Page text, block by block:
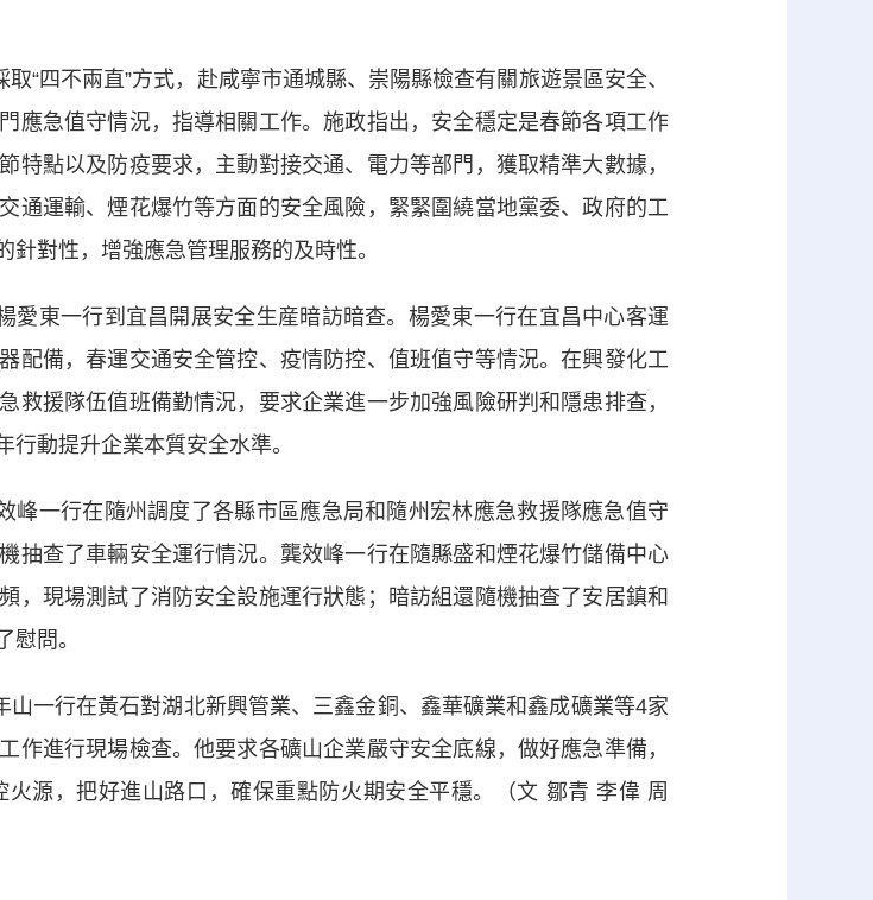
四不兩直”方式，赴咸寧市通城縣、崇陽縣檢查有關旅遊景區安全、
應急值守情況，指導相關工作。施政指出，安全穩定是春節各項工作
點以及防疫要求，主動對接交通、電力等部門，獲取精準大數據，
通運輸、煙花爆竹等方面的安全風險，緊緊圍繞當地黨委、政府的工
對性，增強應急管理服務的及時性。
東一行到宜昌開展安全生産暗訪暗查。楊愛東一行在宜昌中心客運
配備，春運交通安全管控、疫情防控、值班值守等情況。在興發化工
救援隊伍值班備勤情況，要求企業進一步加強風險研判和隱患排查，
動提升企業本質安全水準。
一行在隨州調度了各縣市區應急局和隨州宏林應急救援隊應急值守
抽查了車輛安全運行情況。龔效峰一行在隨縣盛和煙花爆竹儲備中心
，現場測試了消防安全設施運行狀態；暗訪組還隨機抽查了安居鎮和
問。
行在黃石對湖北新興管業、三鑫金銅、鑫華礦業和鑫成礦業等4家
進行現場檢查。他要求各礦山企業嚴守安全底線，做好應急準備，
源，把好進山路口，確保重點防火期安全平穩。（文 鄒青 李偉 周